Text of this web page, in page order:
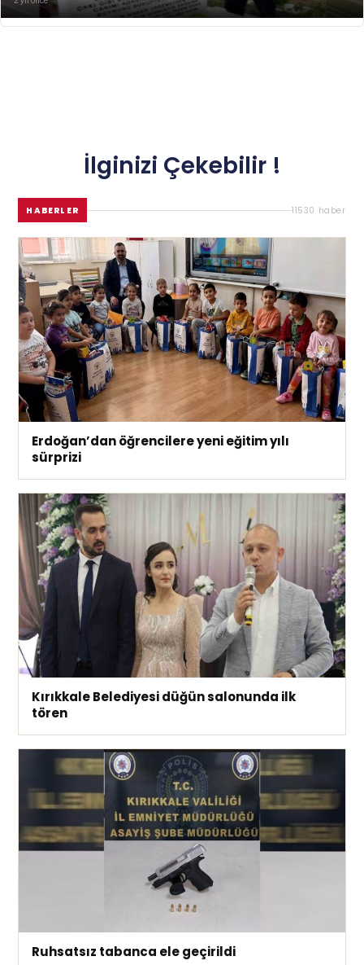
İlginizi Çekebilir !
HABERLER 11530 haber
Erdoğan’dan öğrencilere yeni eğitim yılı
sürprizi
Kırıkkale Belediyesi düğün salonunda ilk
tören
Ruhsatsız tabanca ele geçirildi